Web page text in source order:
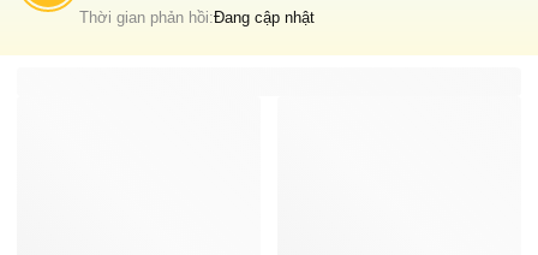
Thời gian phản hồi:Đang cập nhật